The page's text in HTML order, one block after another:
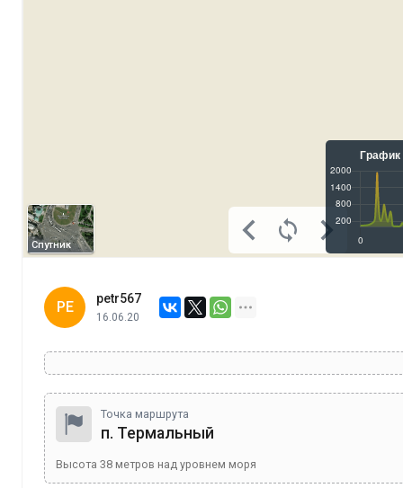
Спутник
PE
petr567
16.06.20
Точка маршрута
п. Термальный
Высота 38 метров над уровнем моря